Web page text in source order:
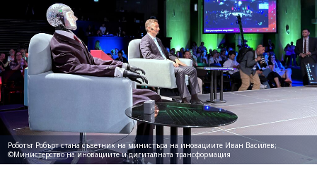
Роботът Робърт стана съветник на министъра на иновациите Иван Василев;
©Министерство на иновациите и дигиталната трансформация